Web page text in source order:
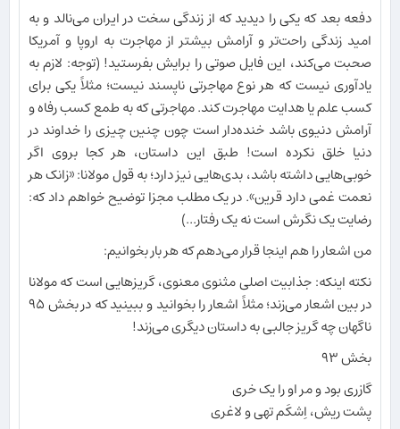
دفعه بعد که یکی را دیدید که از زندگی سخت در ایران می‌نالد و به
امید زندگی راحت‌تر و آرامش بیشتر از مهاجرت به اروپا و آمریکا
صحبت می‌کند، این فایل صوتی را برایش بفرستید! (توجه: لازم به
یادآوری نیست که هر نوع مهاجرتی ناپسند نیست؛ مثلاً یکی برای
کسب علم یا هدایت مهاجرت کند. مهاجرتی که به طمع کسب رفاه و
آرامش دنیوی باشد خنده‌دار است چون چنین چیزی را خداوند در
دنیا خلق نکرده است! طبق این داستان، هر کجا بروی اگر
خوبی‌هایی داشته باشد، بدی‌هایی نیز دارد؛ به قول مولانا: «زانک هر
نعمت غمی دارد قرین». در یک مطلب مجزا توضیح خواهم داد که:
رضایت یک نگرش است نه یک رفتار...)
من اشعار را هم اینجا قرار می‌دهم که هر بار بخوانیم:
نکته اینکه: جذابیت اصلی مثنوی معنوی، گریزهایی است که مولانا
در بین اشعار می‌زند؛ مثلاً اشعار را بخوانید و ببینید که در بخش ۹۵
ناگهان چه گریز جالبی به داستان دیگری می‌زند!
بخش ۹۳
گازری بود و مر او را یک خری
پشت ریش، اِشکَم تهی و لاغری